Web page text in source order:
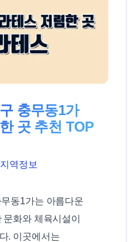
충무동1가
곳 추천 TOP
지역정보
동1가는 아름다운
화와 체육시설이
. 이곳에서는